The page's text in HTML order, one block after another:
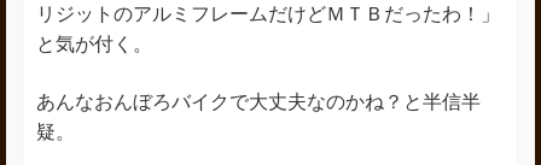
リジットのアルミフレームだけどＭＴＢだったわ！」
と気が付く。
あんなおんぼろバイクで大丈夫なのかね？と半信半
疑。